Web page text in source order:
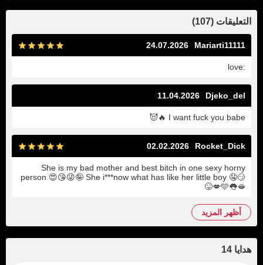
التعليقات (107)
Mariarti11111
24.07.2026
:love
Djeko_del
11.04.2026
I want fuck you babe 🔥😈
Rocket_Dick
02.02.2026
She is my bad mother and best bitch in one sexy horny
person 😍😘😜🤪 She i***now what has like her little boy 🤤😏
😝💋🩵👅🫦
أظهر المزيد
هدايا 14